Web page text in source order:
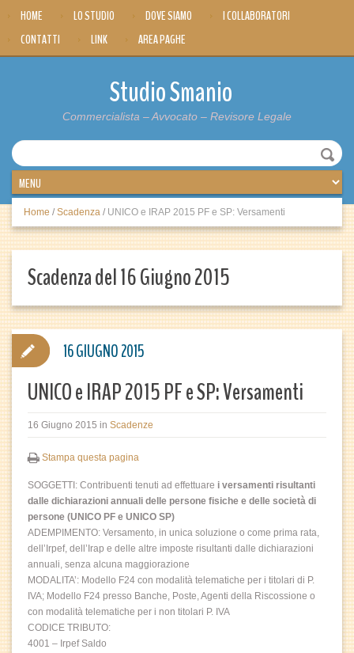
HOME LO STUDIO DOVE SIAMO
I COLLABORATORI
CONTATTI
LINK AREA PAGHE
Studio Smanio
Commercialista – Avvocato – Revisore Legale
Home / Scadenza / UNICO e IRAP 2015 PF e SP: Versamenti
Scadenza del 16 Giugno 2015
UNICO e IRAP 2015 PF e SP: Versamenti
16 Giugno 2015 in Scadenze
Stampa questa pagina
SOGGETTI: Contribuenti tenuti ad effettuare i versamenti risultanti
dalle dichiarazioni annuali delle persone fisiche e delle società di
persone (UNICO PF e UNICO SP)
ADEMPIMENTO: Versamento, in unica soluzione o come prima rata,
dell’Irpef, dell’Irap e delle altre imposte risultanti dalle dichiarazioni
annuali, senza alcuna maggiorazione
MODALITA’: Modello F24 con modalità telematiche per i titolari di P.
IVA; Modello F24 presso Banche, Poste, Agenti della Riscossione o
con modalità telematiche per i non titolari P. IVA
CODICE TRIBUTO:
4001 – Irpef Saldo
16 GIUGNO 2015